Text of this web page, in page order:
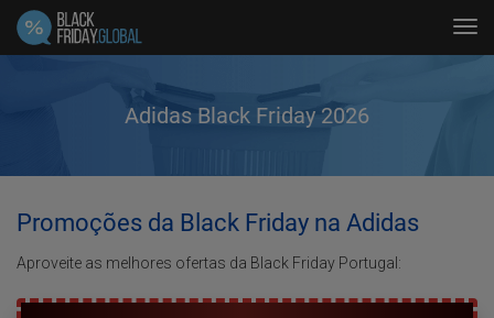
Adidas Black Friday 2026
Promoções da Black Friday na Adidas
Aproveite as melhores ofertas da Black Friday Portugal: